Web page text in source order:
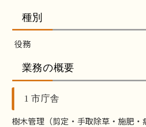
種別
役務
業務の概要
1 市庁舎
樹木管理（剪定・手取除草・施肥・